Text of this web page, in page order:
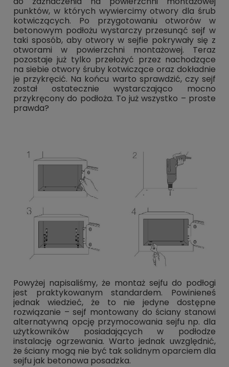
punktów, w których wywiercimy otwory dla śrub
kotwiczących. Po przygotowaniu otworów w
betonowym podłożu wystarczy przesunąć sejf w
taki sposób, aby otwory w sejfie pokrywały się z
otworami w powierzchni montażowej. Teraz
pozostaje już tylko przełożyć przez nachodzące
na siebie otwory śruby kotwiczące oraz dokładnie
je przykręcić. Na końcu warto sprawdzić, czy sejf
został ostatecznie wystarczająco mocno
przykręcony do podłoża. To już wszystko – proste
prawda?
Powyżej napisaliśmy, że montaż sejfu do podłogi
jest praktykowanym standardem. Powinieneś
jednak wiedzieć, że to nie jedyne dostępne
rozwiązanie – sejf montowany do ściany stanowi
alternatywną opcję przymocowania sejfu np. dla
użytkowników posiadających w podłodze
instalację ogrzewania. Warto jednak uwzględnić,
że ściany mogą nie być tak solidnym oparciem dla
sejfu jak betonowa posadzka.